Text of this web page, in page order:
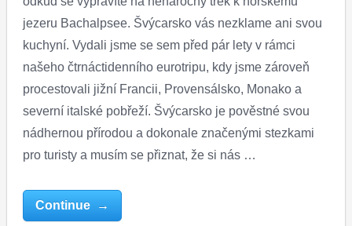
jezeru Bachalpsee. Švýcarsko vás nezklame ani svou
kuchyní. Vydali jsme se sem před pár lety v rámci
našeho čtrnáctidenního eurotripu, kdy jsme zároveň
procestovali jižní Francii, Provensálsko, Monako a
severní italské pobřeží. Švýcarsko je pověstné svou
nádhernou přírodou a dokonale značenými stezkami
pro turisty a musím se přiznat, že si nás …
Continue →